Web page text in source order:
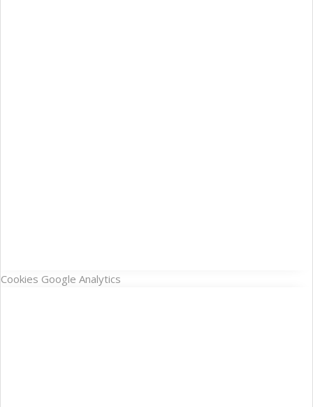
Cookies Google Analytics